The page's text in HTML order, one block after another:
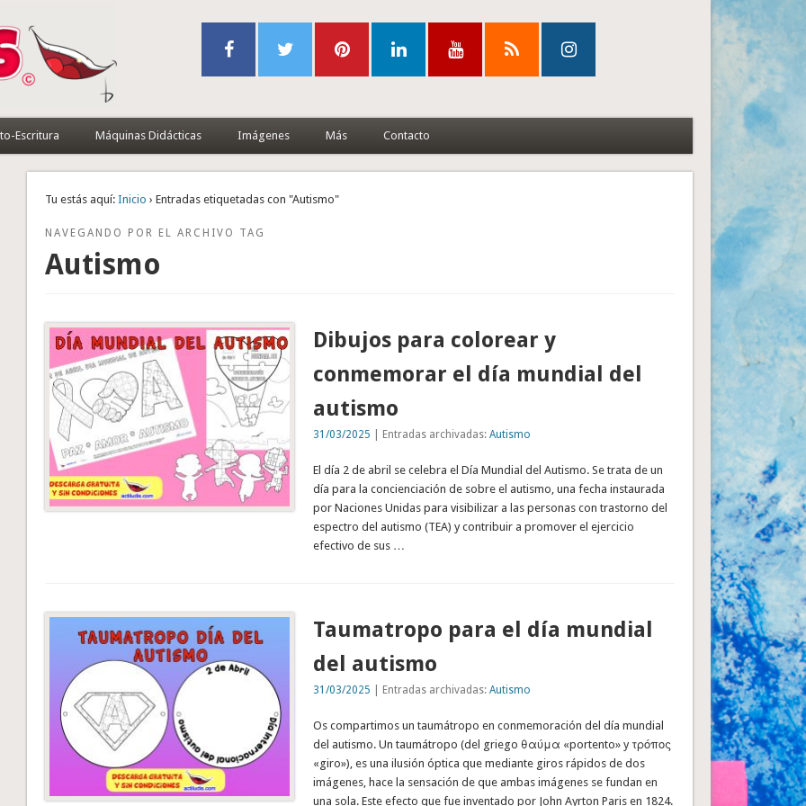
Escritura Máquinas Didácticas Imágenes Más Contacto
Tu estás aquí: Inicio › Entradas etiquetadas con "Autismo"
NAVEGANDO POR EL ARCHIVO TAG
Autismo
Dibujos para colorear y
conmemorar el día mundial del
autismo
31/03/2025 | Entradas archivadas: Autismo
El día 2 de abril se celebra el Día Mundial del Autismo. Se trata de un
día para la concienciación de sobre el autismo, una fecha instaurada
por Naciones Unidas para visibilizar a las personas con trastorno del
espectro del autismo (TEA) y contribuir a promover el ejercicio
efectivo de sus …
Taumatropo para el día mundial
del autismo
31/03/2025 | Entradas archivadas: Autismo
Os compartimos un taumátropo en conmemoración del día mundial
del autismo. Un taumátropo (del griego θαύμα «portento» y τρόπος
«giro»), es una ilusión óptica que mediante giros rápidos de dos
imágenes, hace la sensación de que ambas imágenes se fundan en
una sola. Este efecto que fue inventado por John Ayrton Paris en 1824.